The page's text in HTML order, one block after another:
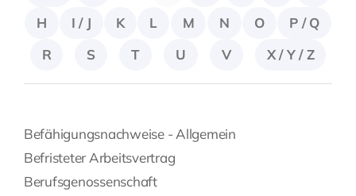
H I / J K L M N O
P / Q
R
S T U V X / Y / Z
Befähigungsnachweise - Allgemein
Befristeter Arbeitsvertrag
Berufsgenossenschaft